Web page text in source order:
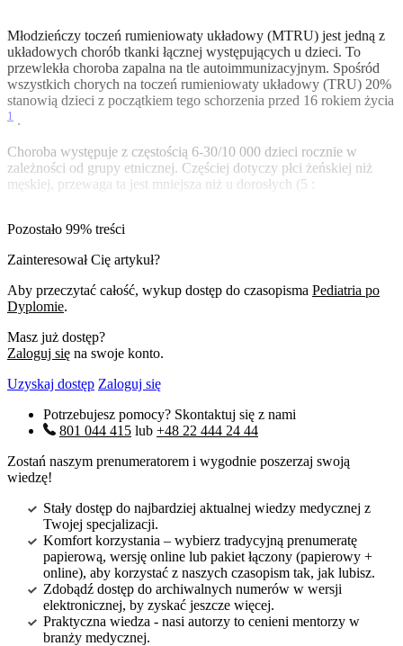
Młodzieńczy toczeń rumieniowaty układowy (MTRU) jest jedną z
układowych chorób tkanki łącznej występujących u dzieci. To
przewlekła choroba zapalna na tle autoimmunizacyjnym. Spośród
wszystkich chorych na toczeń rumieniowaty układowy (TRU) 20%
stanowią dzieci z początkiem tego schorzenia przed 16 rokiem życia
1 .
Choroba występuje z częstością 6-30/10 000 dzieci rocznie w
zależności od grupy etnicznej. Częściej dotyczy płci żeńskiej niż
męskiej, przewaga ta jest mniejsza niż u dorosłych (5 :
Pozostało 99% treści
Zainteresował Cię artykuł?
Aby przeczytać całość, wykup dostęp do czasopisma Pediatria po
Dyplomie.
Masz już dostęp?
Zaloguj się na swoje konto.
Uzyskaj dostęp Zaloguj się
Potrzebujesz pomocy? Skontaktuj się z nami
801 044 415 lub +48 22 444 24 44
Zostań naszym prenumeratorem i wygodnie poszerzaj swoją
wiedzę!
Stały dostęp do najbardziej aktualnej wiedzy medycznej z
Twojej specjalizacji.
Komfort korzystania – wybierz tradycyjną prenumeratę
papierową, wersję online lub pakiet łączony (papierowy +
online), aby korzystać z naszych czasopism tak, jak lubisz.
Zdobądź dostęp do archiwalnych numerów w wersji
elektronicznej, by zyskać jeszcze więcej.
Praktyczna wiedza - nasi autorzy to cenieni mentorzy w
branży medycznej.